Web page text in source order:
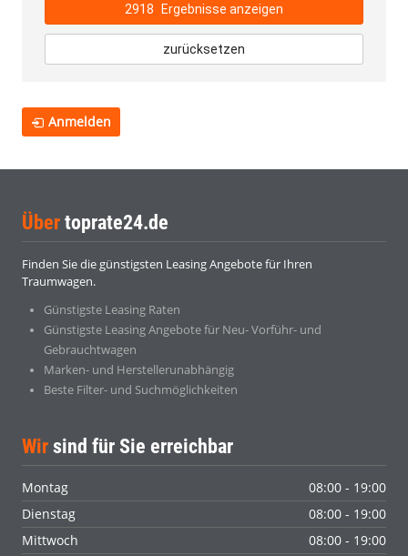
2918 Ergebnisse anzeigen
zurücksetzen
Anmelden
Über toprate24.de
Finden Sie die günstigsten Leasing Angebote für Ihren
Traumwagen.
Günstigste Leasing Raten
Günstigste Leasing Angebote für Neu- Vorführ- und
Gebrauchtwagen
Marken- und Herstellerunabhängig
Beste Filter- und Suchmöglichkeiten
Wir sind für Sie erreichbar
Montag
08:00 - 19:00
Dienstag
08:00 - 19:00
Mittwoch
08:00 - 19:00